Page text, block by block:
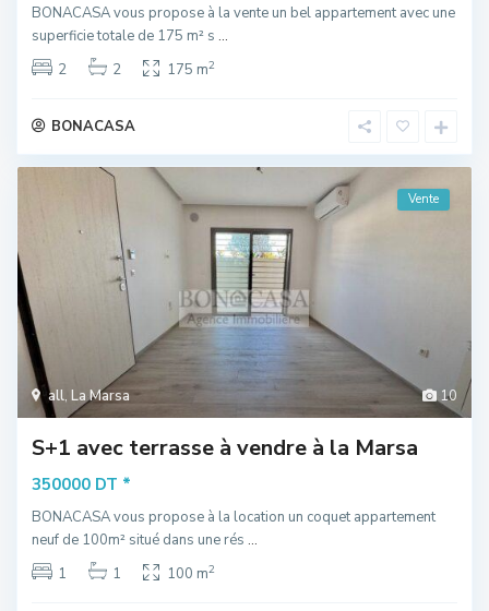
BONACASA vous propose à la vente un bel appartement avec une
superficie totale de 175 m² s ...
2
2 175 m2
BONACASA
10
all, La Marsa
Vente
S+1 avec terrasse à vendre à la Marsa
350000 DT *
BONACASA vous propose à la location un coquet appartement
neuf de 100m² situé dans une rés ...
1
1 100 m2